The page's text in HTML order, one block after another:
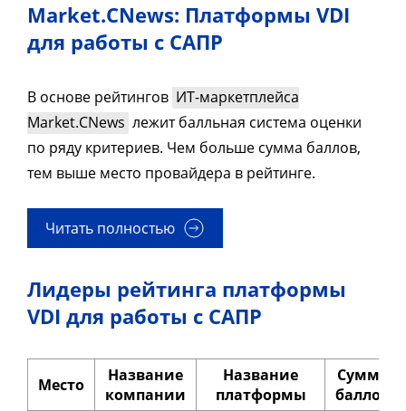
Market.CNews: Платформы VDI
для работы с САПР
В основе рейтингов ИТ-маркетплейса
Market.CNews лежит балльная система оценки
по ряду критериев. Чем больше сумма баллов,
тем выше место провайдера в рейтинге.
Читать полностью
Лидеры рейтинга платформы
VDI для работы с САПР
Место
Название
компании
Название
платформы
Сумма
баллов